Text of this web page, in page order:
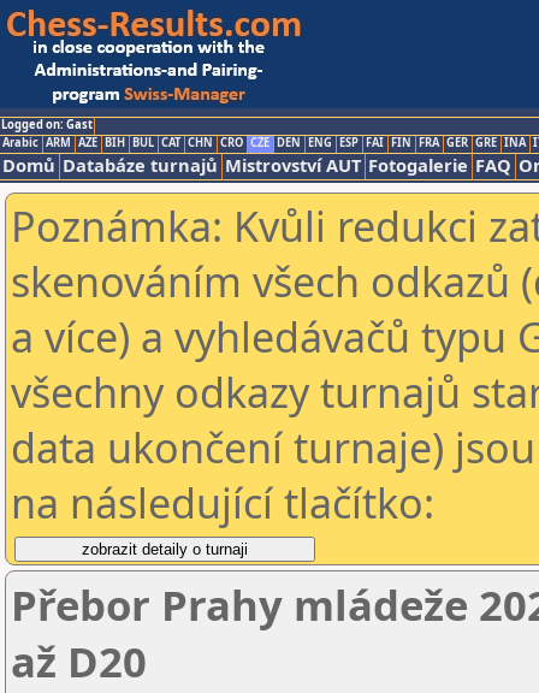
Logged on: Gast
Arabic ARM AZE BIH BUL CAT CHN CRO CZE DEN ENG ESP FAI FIN FRA GER GRE INA
Domů Databáze turnajů Mistrovství AUT Fotogalerie FAQ
Poznámka: Kvůli redukci
skenováním všech odkazů
a více) a vyhledávačů typu
všechny odkazy turnajů
data ukončení turnaje)
na následující tlačítko:
Přebor Prahy mládeže
až D20